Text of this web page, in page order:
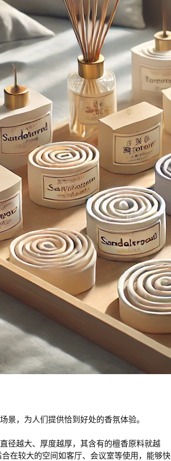
，为人们提供恰到好处的香氛体验。
径越大、厚度越厚，其含有的檀香原料就越
在较大的空间如客厅、会议室等使用，能够快